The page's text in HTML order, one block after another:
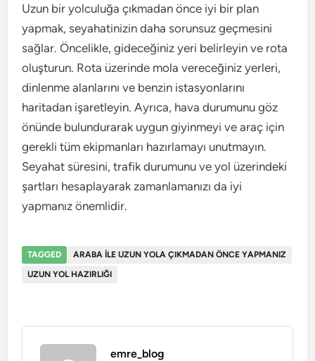
Uzun bir yolculuğa çıkmadan önce iyi bir plan
yapmak, seyahatinizin daha sorunsuz geçmesini
sağlar. Öncelikle, gideceğiniz yeri belirleyin ve rota
oluşturun. Rota üzerinde mola vereceğiniz yerleri,
dinlenme alanlarını ve benzin istasyonlarını
haritadan işaretleyin. Ayrıca, hava durumunu göz
önünde bulundurarak uygun giyinmeyi ve araç için
gerekli tüm ekipmanları hazırlamayı unutmayın.
Seyahat süresini, trafik durumunu ve yol üzerindeki
şartları hesaplayarak zamanlamanızı da iyi
yapmanız önemlidir.
TAGGED
ARABA ILE UZUN YOLA ÇIKMADAN ÖNCE YAPMANIZ
UZUN YOL HAZIRLIĞI
emre_blog